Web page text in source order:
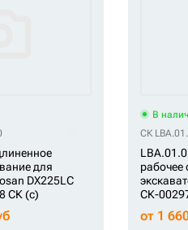
для
DX225LC
СК (c)
В
СК
рабочее
СК-
от 1